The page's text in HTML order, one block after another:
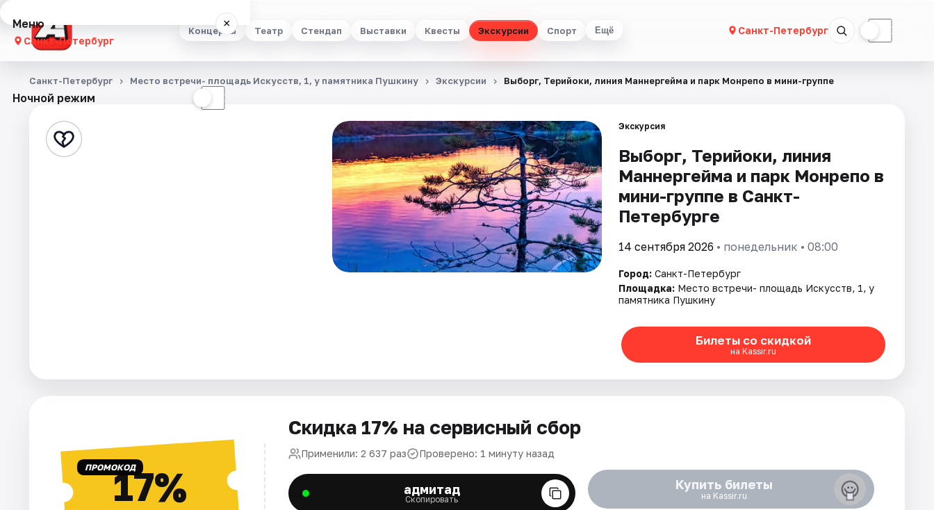
Концерты Театр Стендап Выставки Квесты Экскурсии Спорт Ещё Санкт-Петербург ☾
Меню ×
Санкт-Петербург
Концерты
Стендап
Площадки
Ночной режим ☾
Санкт-Петербург Место встречи- площадь Искусств, 1, у памятника Пушкину Экскурсии Выборг, Терийоки, линия Маннергейма и парк Монрепо в мини-группе
Экскурсия
Выборг, Терийоки, линия
Маннергейма и парк Монрепо в
мини-группе в Санкт-
Петербурге
14 сентября 2026 • понедельник • 08:00
Город: Санкт-Петербург
Площадка: Место встречи- площадь Искусств, 1, у
памятника Пушкину
Билеты со скидкой
на Kassir.ru
ПРОМОКОД17%
Скидка 17% на сервисный сбор
Применили: 2 637 раз Проверено: 1 минуту назад
адмитад
Скопировать
Купить билеты
на Kassir.ru